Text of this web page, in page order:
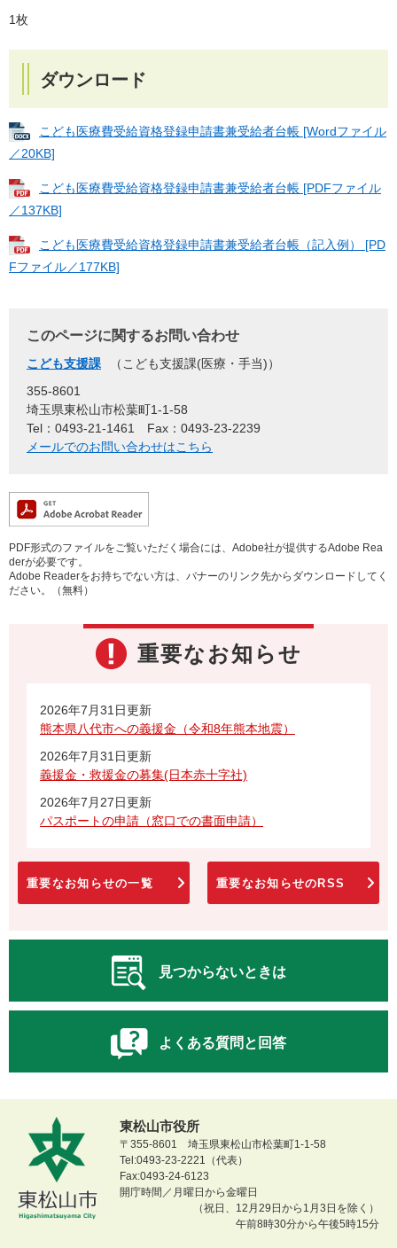
1枚
ダウンロード
こども医療費受給資格登録申請書兼受給者台帳 [Wordファイル
／20KB]
こども医療費受給資格登録申請書兼受給者台帳 [PDFファイル
／137KB]
こども医療費受給資格登録申請書兼受給者台帳（記入例） [PD
Fファイル／177KB]
このページに関するお問い合わせ
こども支援課
こども支援課(医療・手当)
355-8601
埼玉県東松山市松葉町1-1-58
Tel：0493-21-1461
Fax：0493-23-2239
メールでのお問い合わせはこちら
PDF形式のファイルをご覧いただく場合には、Adobe社が提供するAdobe Rea
derが必要です。
Adobe Readerをお持ちでない方は、バナーのリンク先からダウンロードしてく
ださい。（無料）
重要なお知らせ
2026年7月31日更新
熊本県八代市への義援金（令和8年熊本地震）
2026年7月31日更新
義援金・救援金の募集(日本赤十字社)
2026年7月27日更新
パスポートの申請（窓口での書面申請）
重要なお知らせの一覧 重要なお知らせのRSS
見つからないときは
よくある質問と回答
東松山市役所
〒355-8601 埼玉県東松山市松葉町1-1-58
Tel:0493-23-2221（代表）
Fax:0493-24-6123
開庁時間／月曜日から金曜日
（祝日、12月29日から1月3日を除く）
午前8時30分から午後5時15分